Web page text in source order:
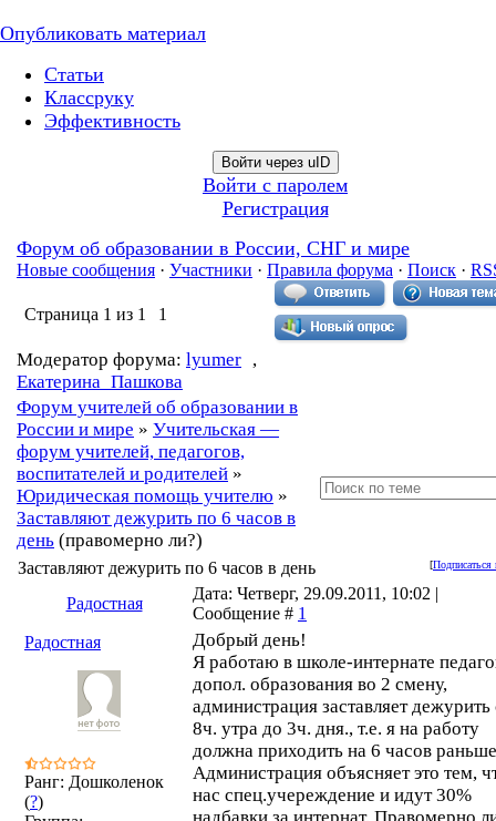
Опубликовать материал
Статьи
Классруку
Эффективность
Войти через uID
Войти с паролем
Регистрация
Форум об образовании в России, СНГ и мире
Новые сообщения · Участники · Правила форума · Поиск ·
Страница 1 из 1 1
Модератор форума: lyumer ,
Екатерина_Пашкова
Форум учителей об образовании в
России и мире » Учительская —
форум учителей, педагогов,
воспитателей и родителей »
Юридическая помощь учителю »
Заставляют дежурить по 6 часов в
день (правомерно ли?)
[Подписаться
Заставляют дежурить по 6 часов в день
Радостная
Дата: Четверг, 29.09.2011, 10:02 |
Сообщение # 1
Радостная
Ранг: Дошколенок
(?)
Добрый день!
Я работаю в школе-интернате
допол. образования во 2 смену,
администрация заставляет дежурить
8ч. утра до 3ч. дня., т.е. я на работу
должна приходить на 6 часов
Администрация объясняет это тем,
нас спец.учереждение и идут 30%